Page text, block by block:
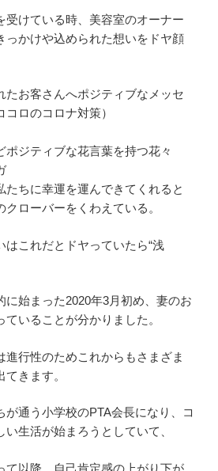
受けている時、美容室のオーナー
っかけや込められた想いをドヤ顔
たお客さんへポジティブなメッセ
ロのコロナ対策）
ポジティブな花言葉を持つ花々
たちに幸運を運んできてくれると
ローバーをくわえている。
はこれだとドヤっていたら“浅
に始まった2020年3月初め、妻のお
いることが分かりました。
進行性のためこれからもさまざま
きます。
が通う小学校のPTA会長になり、コ
生活が始まろうとしていて、
て以降、自己肯定感の上がり下が